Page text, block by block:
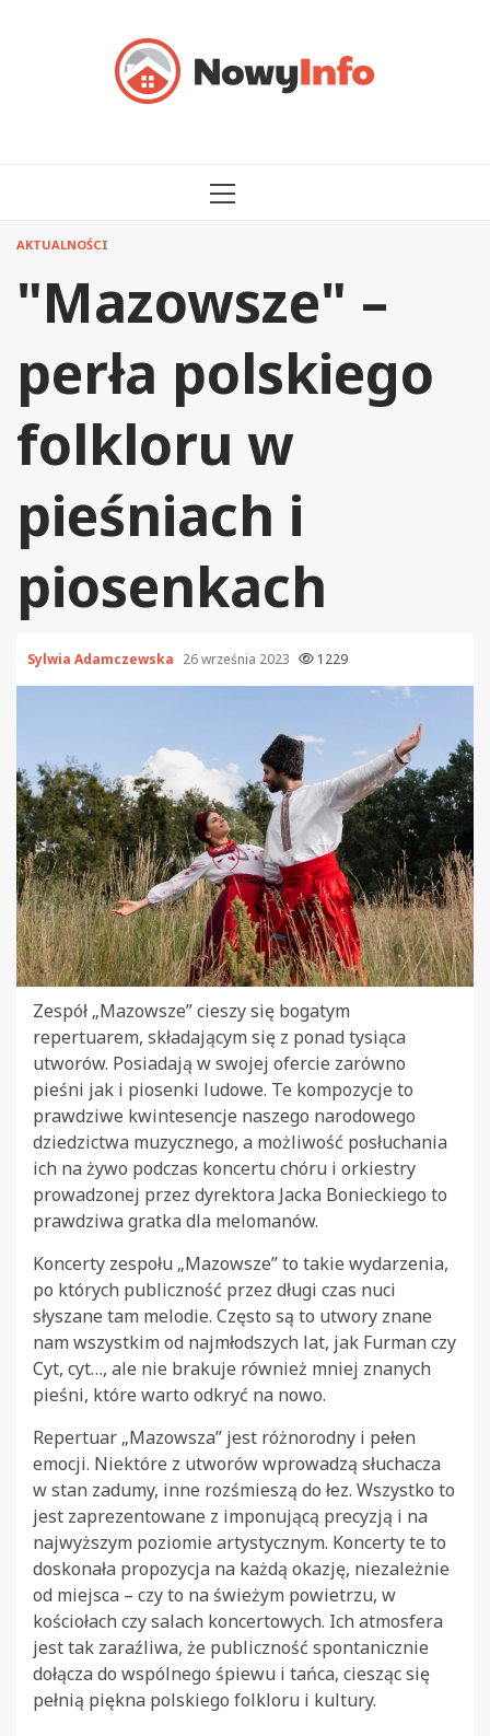
MENU
AKTUALNOŚCI
"Mazowsze" –
perła polskiego
folkloru w
pieśniach i
piosenkach
Sylwia Adamczewska 26 września 2023 1229
Zespół „Mazowsze” cieszy się bogatym
repertuarem, składającym się z ponad tysiąca
utworów. Posiadają w swojej ofercie zarówno
pieśni jak i piosenki ludowe. Te kompozycje to
prawdziwe kwintesencje naszego narodowego
dziedzictwa muzycznego, a możliwość posłuchania
ich na żywo podczas koncertu chóru i orkiestry
prowadzonej przez dyrektora Jacka Bonieckiego to
prawdziwa gratka dla melomanów.
Koncerty zespołu „Mazowsze” to takie wydarzenia,
po których publiczność przez długi czas nuci
słyszane tam melodie. Często są to utwory znane
nam wszystkim od najmłodszych lat, jak Furman czy
Cyt, cyt…, ale nie brakuje również mniej znanych
pieśni, które warto odkryć na nowo.
Repertuar „Mazowsza” jest różnorodny i pełen
emocji. Niektóre z utworów wprowadzą słuchacza
w stan zadumy, inne rozśmieszą do łez. Wszystko to
jest zaprezentowane z imponującą precyzją i na
najwyższym poziomie artystycznym. Koncerty te to
doskonała propozycja na każdą okazję, niezależnie
od miejsca – czy to na świeżym powietrzu, w
kościołach czy salach koncertowych. Ich atmosfera
jest tak zaraźliwa, że publiczność spontanicznie
dołącza do wspólnego śpiewu i tańca, ciesząc się
pełnią piękna polskiego folkloru i kultury.